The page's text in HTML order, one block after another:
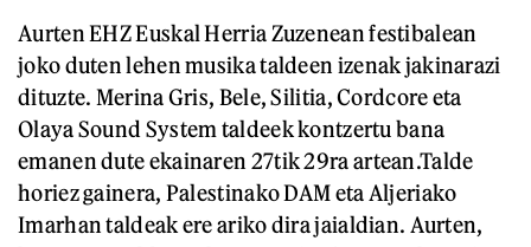
Aurten EHZ Euskal Herria Zuzenean festibalean
joko duten lehen musika taldeen izenak jakinarazi
dituzte. Merina Gris, Bele, Silitia, Cordcore eta
Olaya Sound System taldeek kontzertu bana
emanen dute ekainaren 27tik 29ra artean.Talde
horiez gainera, Palestinako DAM eta Aljeriako
Imarhan taldeak ere ariko dira jaialdian. Aurten,